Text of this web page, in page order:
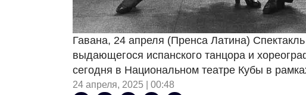
Гавана, 24 апреля (Пренса Латина)
выдающегося испанского танцора и
сегодня в Национальном театре Кубы в
24 апреля, 2025 | 00:48